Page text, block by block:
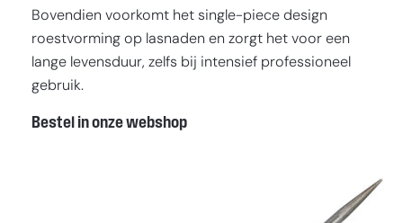
Bovendien voorkomt het single-piece design
roestvorming op lasnaden en zorgt het voor een
lange levensduur, zelfs bij intensief professioneel
gebruik.
Bestel in onze webshop